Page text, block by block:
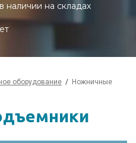
наличии на складах
оборудование
Ножничные